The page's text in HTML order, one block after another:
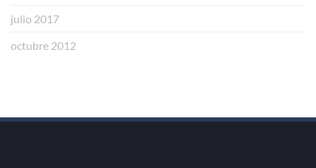
julio 2017
octubre 2012